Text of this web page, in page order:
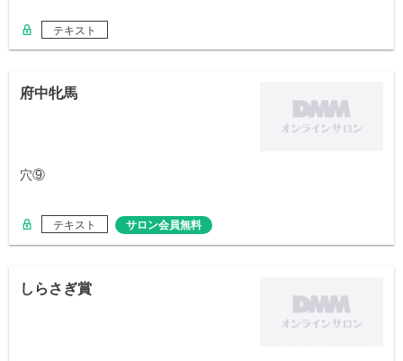
テキスト
府中牝馬
穴⑨
テキスト サロン会員無料
しらさぎ賞